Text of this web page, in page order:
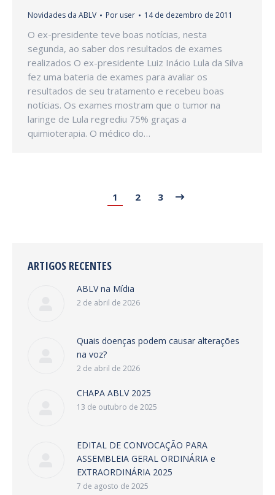
Novidades da ABLV Por user 14 de dezembro de 2011
O ex-presidente teve boas notícias, nesta
segunda, ao saber dos resultados de exames
realizados O ex-presidente Luiz Inácio Lula da Silva
fez uma bateria de exames para avaliar os
resultados de seu tratamento e recebeu boas
notícias. Os exames mostram que o tumor na
laringe de Lula regrediu 75% graças a
quimioterapia. O médico do…
1 2 3
ARTIGOS RECENTES
ABLV na Mídia
2 de abril de 2026
Quais doenças podem causar alterações
na voz?
2 de abril de 2026
CHAPA ABLV 2025
13 de outubro de 2025
EDITAL DE CONVOCAÇÃO PARA
ASSEMBLEIA GERAL ORDINÁRIA e
EXTRAORDINÁRIA 2025
7 de agosto de 2025